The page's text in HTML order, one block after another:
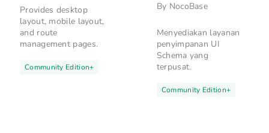
Provides desktop
layout, mobile layout,
and route
management pages.
Community Edition+
By NocoBase
Menyediakan layanan
penyimpanan UI
Schema yang
terpusat.
Community Edition+